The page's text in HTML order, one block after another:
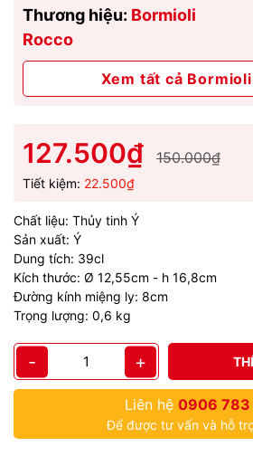
Thương hiệu: Bormioli
Rocco
Xem tất cả
127.500₫ 150.000₫
Tiết kiệm: 22.500₫
Chất liệu: Thủy tinh Ý
Sản xuất: Ý
Dung tích: 39cl
Kích thước: Ø 12,55cm - h 16,8cm
Đường kính miệng ly: 8cm
Trọng lượng: 0,6 kg
- +
Liên hệ 0906 783
Để được tư vấn và hỗ